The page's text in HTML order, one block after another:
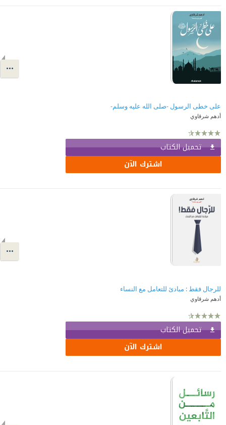
على خطى الرسول -صلى الله عليه وسلم-
أدهم شرقاوي
تحميل الكتاب
اشترك الآن
للرجال فقط : مبادئ للتعامل مع النساء
أدهم شرقاوي
تحميل الكتاب
اشترك الآن